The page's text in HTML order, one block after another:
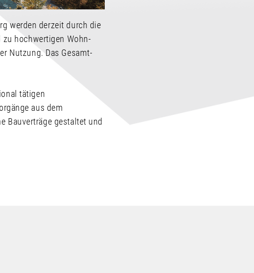
werden derzeit durch die
hochwertigen Wohn-
Nutzung. Das Gesamt-
tätigen
aus dem
Bauverträge gestaltet und